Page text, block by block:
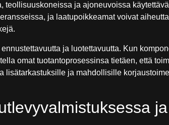
teollisuuskoneissa ja ajoneuvoissa
ja laatupoikkeamat voivat
ja luotettavuutta. Kun
omat tuotantoprosessinsa tietäen, että
lisätarkastuksille ja mahdollisille